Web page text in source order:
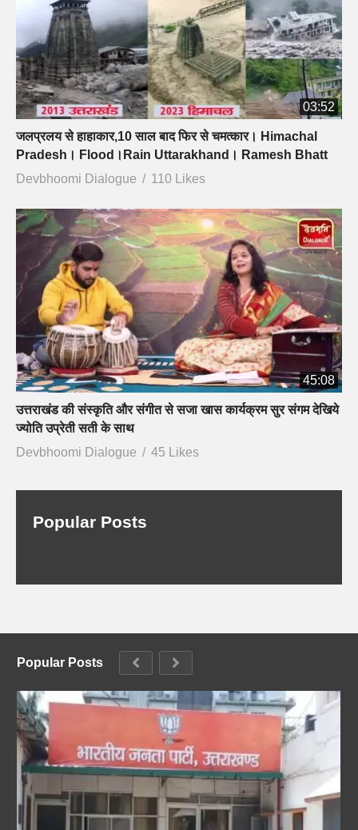
03:52
जलप्रलय से हाहाकार,10 साल बाद फिर से चमत्कार। Himachal
Pradesh। Flood।Rain Uttarakhand। Ramesh Bhatt
Devbhoomi Dialogue
110 Likes
45:08
उत्तराखंड की संस्कृति और संगीत से सजा खास कार्यक्रम सुर संगम देखिये
ज्योति उप्रेती सती के साथ
Devbhoomi Dialogue
45 Likes
Popular Posts
Popular Posts